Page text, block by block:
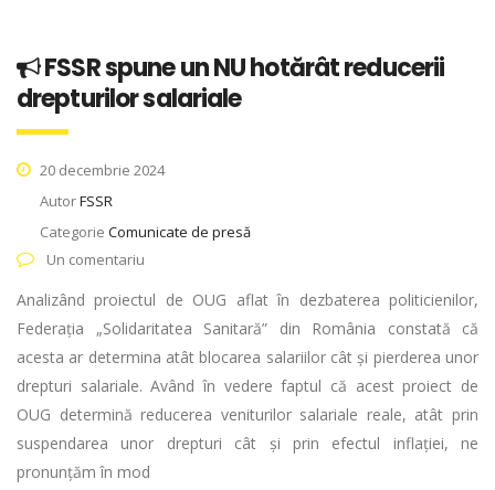
FSSR spune un NU hotărât reducerii
drepturilor salariale
20 decembrie 2024
AutorFSSR
Categorie Comunicate de presă
Un comentariu
Analizând proiectul de OUG aflat în dezbaterea politicienilor,
Federația „Solidaritatea Sanitară” din România constată că
acesta ar determina atât blocarea salariilor cât și pierderea unor
drepturi salariale. Având în vedere faptul că acest proiect de
OUG determină reducerea veniturilor salariale reale, atât prin
suspendarea unor drepturi cât și prin efectul inflației, ne
pronunțăm în mod